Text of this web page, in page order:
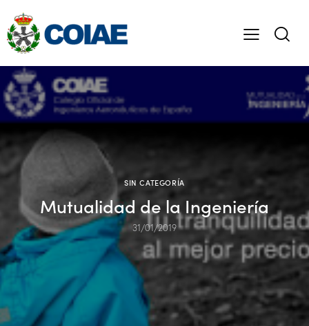
SIN CATEGORÍA
Mutualidad de la Ingeniería
31/01/2019